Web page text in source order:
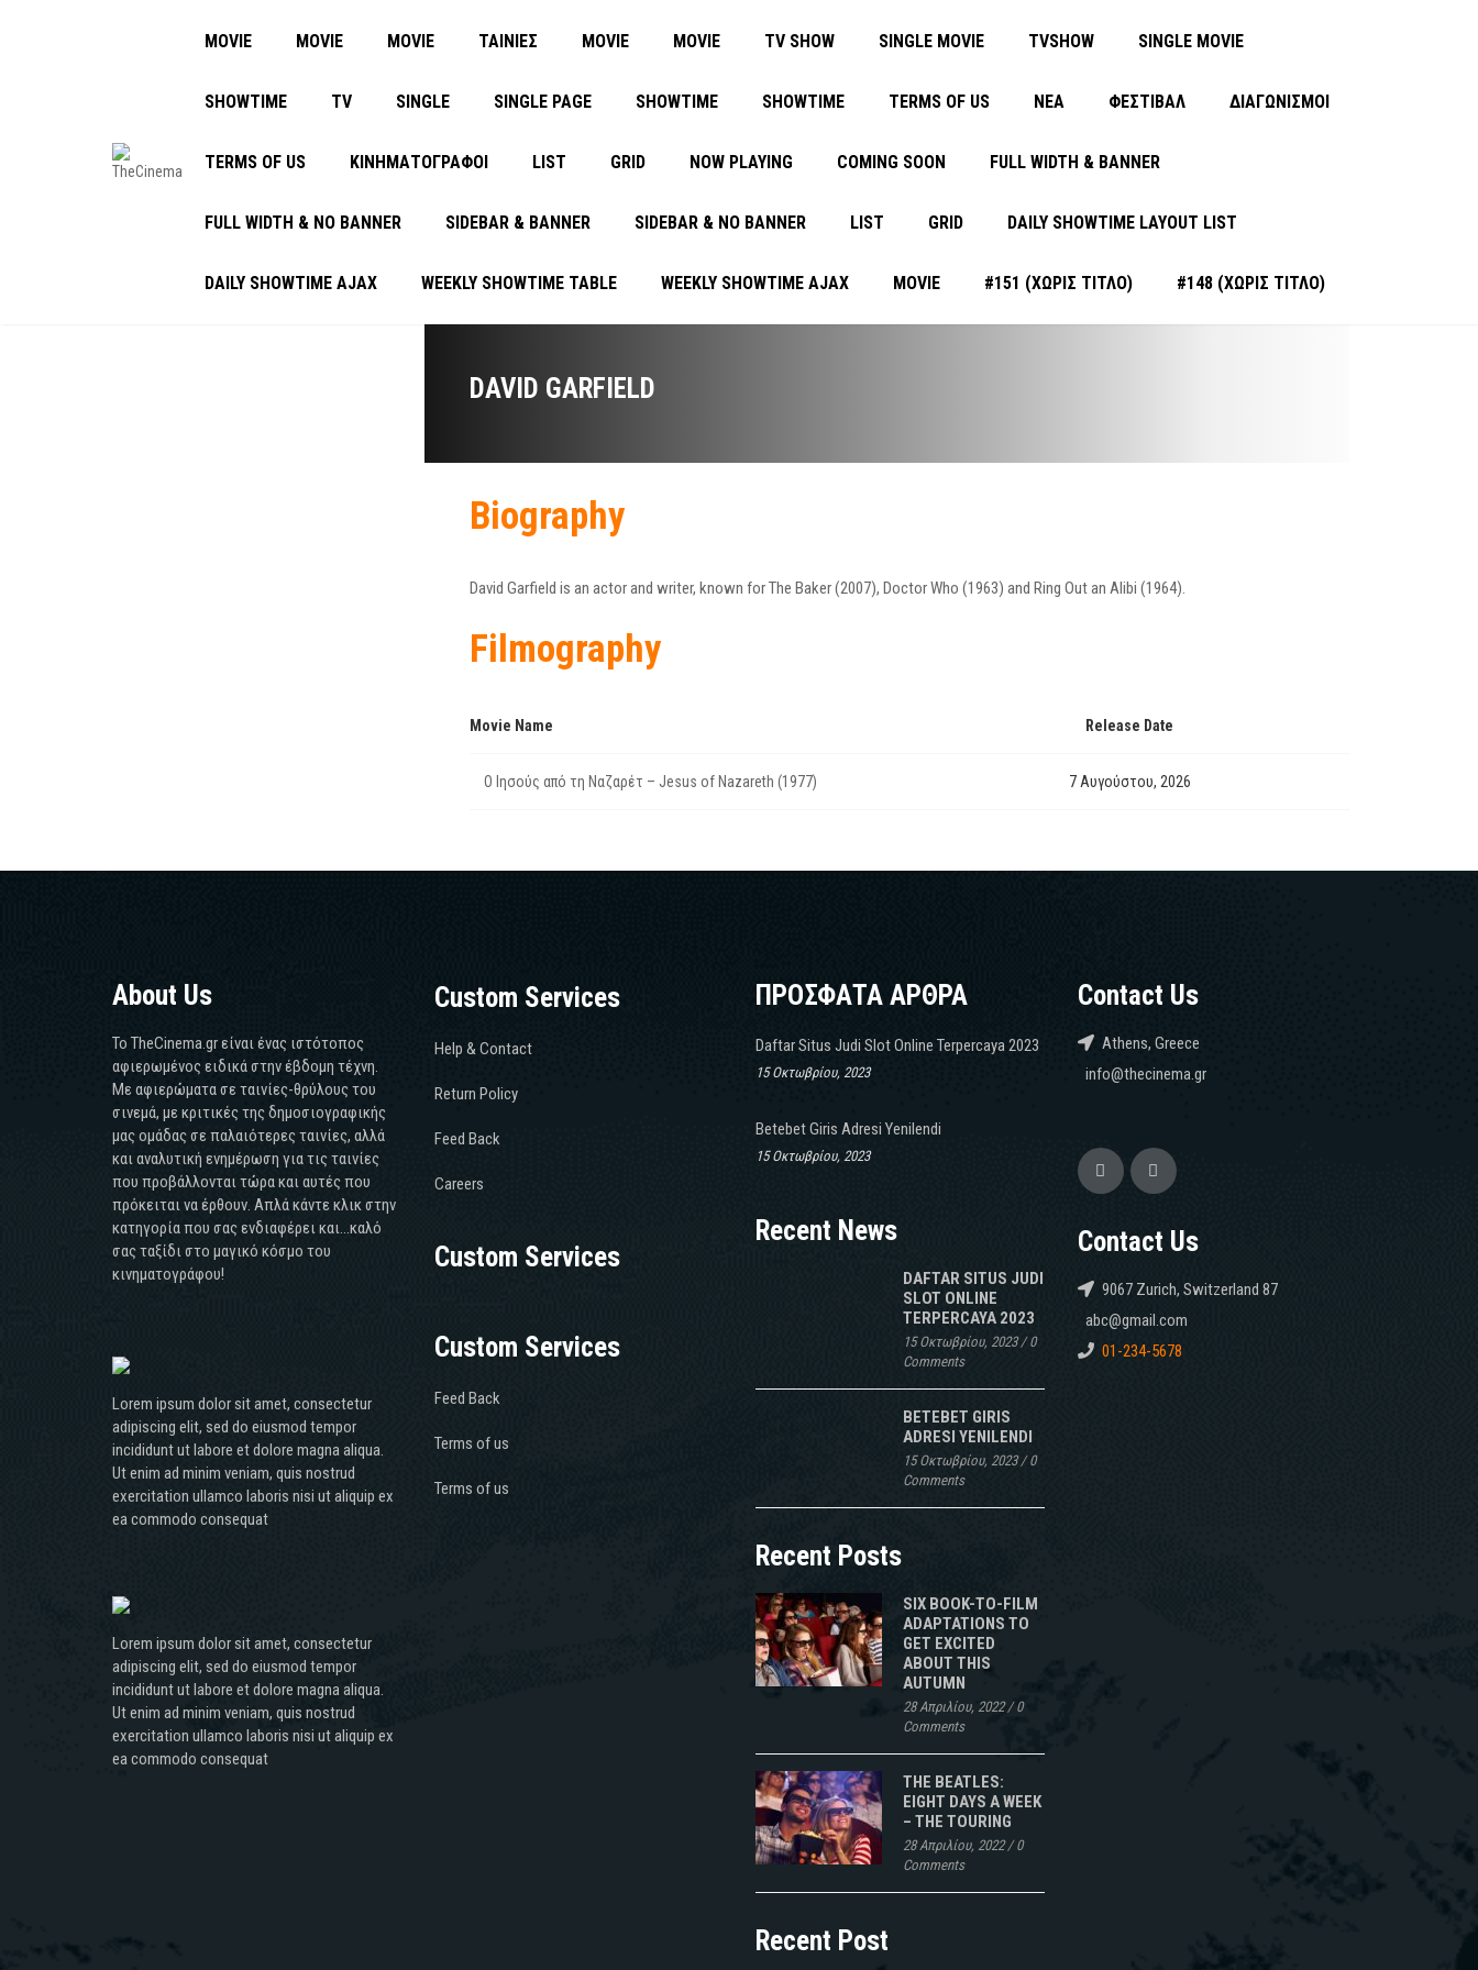
MOVIE MOVIE MOVIE ΤΑΙΝΙΕΣ MOVIE MOVIE TV SHOW SINGLE MOVIE TVSHOW SINGLE MOVIE
SHOWTIME TV SINGLE SINGLE PAGE SHOWTIME SHOWTIME TERMS OF US ΝΈΑ ΦΕΣΤΙΒΑΛ ΔΙΑΓΩΝΙΣΜΟΙ
TERMS OF US ΚΙΝΗΜΑΤΟΓΡΑΦΟΙ LIST GRID NOW PLAYING COMING SOON FULL WIDTH & BANNER
FULL WIDTH & NO BANNER SIDEBAR & BANNER SIDEBAR & NO BANNER LIST GRID DAILY SHOWTIME LAYOUT LIST
DAILY SHOWTIME AJAX WEEKLY SHOWTIME TABLE WEEKLY SHOWTIME AJAX MOVIE #151 (ΧΩΡΊΣ ΤΊΤΛΟ) #148 (ΧΩΡΊΣ ΤΊΤΛΟ)
DAVID GARFIELD
Biography
David Garfield is an actor and writer, known for The Baker (2007), Doctor Who (1963) and Ring Out an Alibi (1964).
Filmography
Movie Name Release Date
Ο Ιησούς από τη Ναζαρέτ – Jesus of Nazareth (1977) 7 Αυγούστου, 2026
About Us
Το TheCinema.gr είναι ένας ιστότοπος
αφιερωμένος ειδικά στην έβδομη τέχνη.
Με αφιερώματα σε ταινίες-θρύλους του
σινεμά, με κριτικές της δημοσιογραφικής
μας ομάδας σε παλαιότερες ταινίες, αλλά
και αναλυτική ενημέρωση για τις ταινίες
που προβάλλονται τώρα και αυτές που
πρόκειται να έρθουν. Απλά κάντε κλικ στην
κατηγορία που σας ενδιαφέρει και...καλό
σας ταξίδι στο μαγικό κόσμο του
κινηματογράφου!
Lorem ipsum dolor sit amet, consectetur
adipiscing elit, sed do eiusmod tempor
incididunt ut labore et dolore magna aliqua.
Ut enim ad minim veniam, quis nostrud
exercitation ullamco laboris nisi ut aliquip ex
ea commodo consequat
Lorem ipsum dolor sit amet, consectetur
adipiscing elit, sed do eiusmod tempor
incididunt ut labore et dolore magna aliqua.
Ut enim ad minim veniam, quis nostrud
exercitation ullamco laboris nisi ut aliquip ex
ea commodo consequat
Custom Services
Help & Contact
Return Policy
Feed Back
Careers
Custom Services
Custom Services
Feed Back
Terms of us
Terms of us
ΠΡΟΣΦΑΤΑ ΑΡΘΡΑ
Daftar Situs Judi Slot Online Terpercaya 2023
15 Οκτωβρίου, 2023
Betebet Giris Adresi Yenilendi
15 Οκτωβρίου, 2023
Recent News
DAFTAR SITUS JUDI
SLOT ONLINE
TERPERCAYA 2023
15 Οκτωβρίου, 2023/0
Comments
BETEBET GIRIS
ADRESI YENILENDI
15 Οκτωβρίου, 2023/0
Comments
Recent Posts
SIX BOOK-TO-FILM
ADAPTATIONS TO
GET EXCITED
ABOUT THIS
AUTUMN
28 Απριλίου, 2022/0
Comments
THE BEATLES:
EIGHT DAYS A WEEK
– THE TOURING
28 Απριλίου, 2022/0
Comments
Recent Post
Contact Us
Athens, Greece
info@thecinema.gr
Contact Us
9067 Zurich, Switzerland 87
abc@gmail.com
01-234-5678